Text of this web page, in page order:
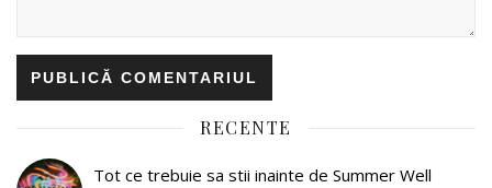
RECENTE
Tot ce trebuie sa stii inainte de Summer Well